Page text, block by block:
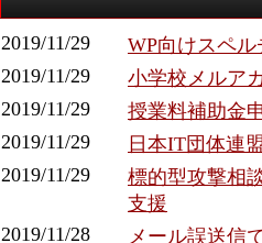
2019/11/29
WP向けスペ
2019/11/29
小学校メルア
2019/11/29
授業料補助金
2019/11/29
日本IT団体連
2019/11/29
標的型攻撃相
支援
2019/11/28
メール誤送信